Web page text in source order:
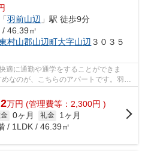
「羽前山辺 」駅 徒歩9分
/ 46.39㎡
村山郡山辺町大字山辺 ３０３５
適に通勤や通学をすることができま
なのが、こちらのアパートです。羽前
にご...
万円 (管理費等：2,300円 )
0ヶ月 礼金
1ヶ月
/ 1LDK / 46.39㎡